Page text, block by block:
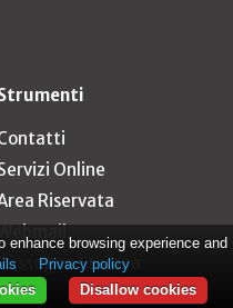
Online
Riservata
Webmail
Stampa
browsing experience and
Privacy policy
Disallow cookies